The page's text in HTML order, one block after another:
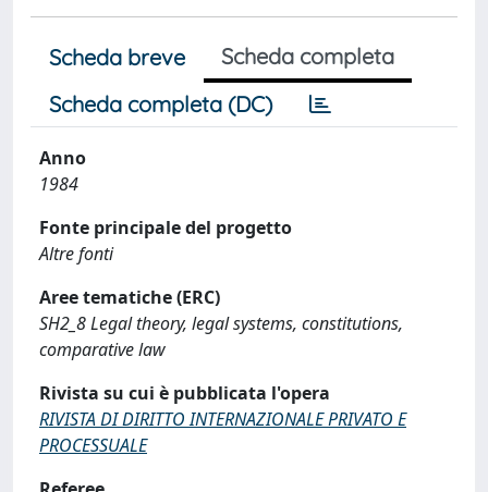
Scheda breve
Scheda completa
Scheda completa (DC)
Anno
1984
Fonte principale del progetto
Altre fonti
Aree tematiche (ERC)
SH2_8 Legal theory, legal systems, constitutions,
comparative law
Rivista su cui è pubblicata l'opera
RIVISTA DI DIRITTO INTERNAZIONALE PRIVATO E
PROCESSUALE